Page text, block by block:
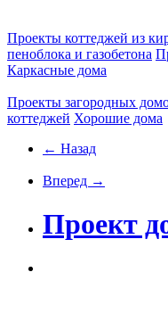
Проекты коттеджей из
пеноблока и газобетона
Каркасные дома
Проекты загородных
коттеджей Хорошие дома
← Назад
Вперед →
Проект